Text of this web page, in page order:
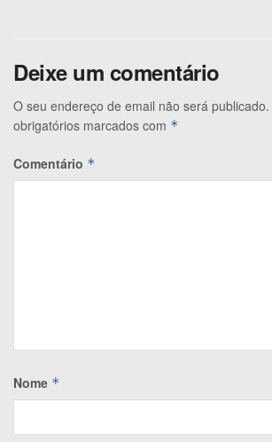
Deixe um comentário
O seu endereço de email não será publicado.
obrigatórios marcados com *
Comentário *
Nome *